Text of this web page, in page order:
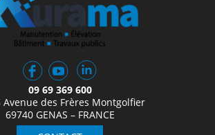
09 69 369 600
Avenue des Frères Montgolfier
69740 GENAS – FRANCE